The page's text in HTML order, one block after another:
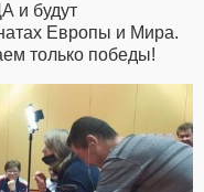
и будут
Европы и Мира.
только победы!